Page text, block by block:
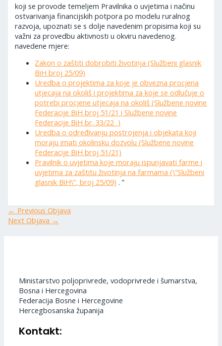
koji se provode temeljem Pravilnika o uvjetima i načinu
ostvarivanja financijskih potpora po modelu ruralnog
razvoja, upoznati se s dolje navedenim propisima koji su
važni za provedbu aktivnosti u okviru navedenog.
navedene mjere:
Zakon o zaštiti dobrobiti životinja (Službeni glasnik
BiH broj 25/09)
Uredba o projektima za koje je obvezna procjena
utjecaja na okoliš i projektima za koje se odlučuje o
potrebi procjene utjecaja na okoliš (Službene novine
Federacije BiH broj 51/21 i Službene novine
Federacije BiH br. 33/22 )
Uredba o određivanju postrojenja i objekata koji
moraju imati okolinsku dozvolu (Službene novine
Federacije BiH broj 51/21)
Pravilnik o uvjetima koje moraju ispunjavati farme i
uvjetima za zaštitu životinja na farmama (\”Službeni
glasnik BiH\”, broj 25/09) . ”
← Previous Objava
Next Objava →
Ministarstvo poljoprivrede, vodoprivrede i šumarstva,
Bosna i Hercegovina
Federacija Bosne i Hercegovine
Hercegbosanska županija
Kontakt: